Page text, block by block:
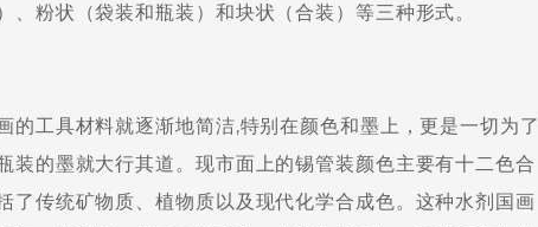
粉状（袋装和瓶装）和块状（合装）等三种形式。
工具材料就逐渐地简洁,特别在颜色和墨上，更是一切为了
装的墨就大行其道。现市面上的锡管装颜色主要有十二色合
了传统矿物质、植物质以及现代化学合成色。这种水剂国画